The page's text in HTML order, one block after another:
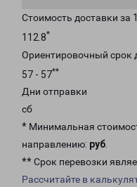
Стоимость доставки за
112.8*
Ориентировочный срок
57 - 57**
Дни отправки
сб
* Минимальная
направлению: руб.
** Срок перевозки
Рассчитайте в